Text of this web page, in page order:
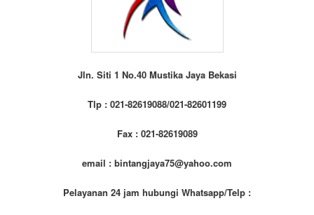
Jln. Siti 1 No.40 Mustika Jaya Bekasi
Tlp : 021-82619088/021-82601199
Fax : 021-82619089
email : bintangjaya75@yahoo.com
Pelayanan 24 jam hubungi Whatsapp/Telp :